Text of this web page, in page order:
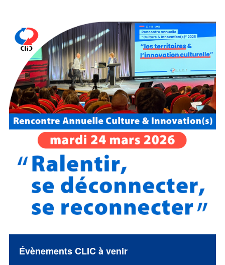
Évènements CLIC à venir